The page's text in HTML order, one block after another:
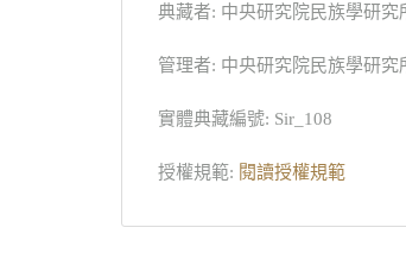
典藏者: 中央研究院民族學研究
管理者: 中央研究院民族學研究
實體典藏編號: Sir_108
授權規範: 閱讀授權規範